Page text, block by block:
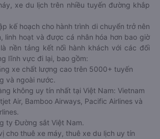
xe du lịch trên nhiều tuyến đường khắp
kế hoạch cho hành trình di chuyển trở nên
linh hoạt và được cá nhân hóa hơn bao giờ
nền tảng kết nối hành khách với các đối
lĩnh vực đi lại, bao gồm:
xe chất lượng cao trên 5000+ tuyến
và ngoài nước.
không uy tín nhất tại Việt Nam: Vietnam
Air, Bamboo Airways, Pacific Airlines và
ty Đường sắt Việt Nam.
cho thuê xe máy, thuê xe du lịch uy tín